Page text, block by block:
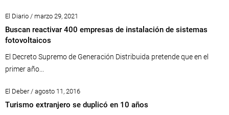
El Diario / marzo 29, 2021
Buscan reactivar 400 empresas de instalación de sistemas
fotovoltaicos
El Decreto Supremo de Generación Distribuida pretende que en el
primer año...
El Deber / agosto 11, 2016
Turismo extranjero se duplicó en 10 años